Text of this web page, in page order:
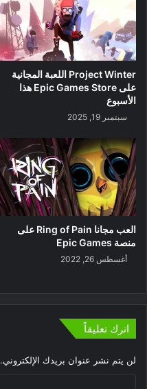
Project Winter اللعبة المجانية
على Epic Games Store هذا
الأسبوع
سبتمبر 19, 2025
العب مجانا Ring of Pain على
منصة Epic Games
أغسطس 26, 2022
اترك تعليقاً
لن يتم نشر عنوان بريدك الإلكتروني.